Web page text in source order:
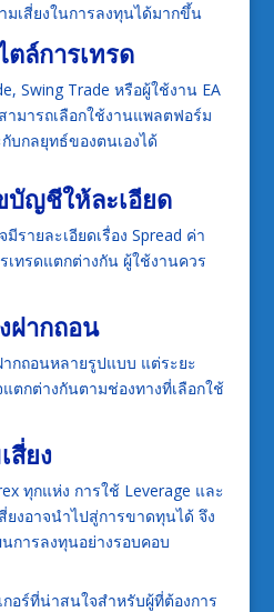
มเสี่ยงในการลงทุนได้มากขึ้น
ล์การเทรด
Swing Trade หรือผู้ใช้งาน EA
มารถเลือกใช้งานแพลตฟอร์ม
บกลยุทธ์ของตนเองได้
บัญชีให้ละเอียด
ายละเอียดเรื่อง Spread ค่า
ทรดแตกต่างกัน ผู้ใช้งานควร
ฝากถอน
กถอนหลายรูปแบบ แต่ระยะ
ตกต่างกันตามช่องทางที่เลือกใช้
สี่ยง
ทุกแห่ง การใช้ Leverage และ
ยงอาจนำไปสู่การขาดทุนได้ จึง
การลงทุนอย่างรอบคอบ
อร์ที่น่าสนใจสำหรับผู้ที่ต้องการ